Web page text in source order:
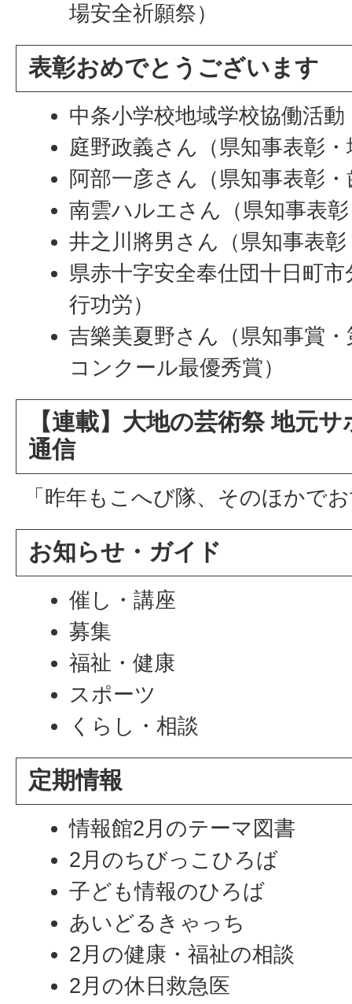
場安全祈願祭）
表彰おめでとうございます
中条小学校地域学校協働活
庭野政義さん（県知事表彰
阿部一彦さん（県知事表彰
南雲ハルエさん（県知事表
井之川將男さん（県知事表
県赤十字安全奉仕団十日町
行功労）
吉樂美夏野さん（県知事賞
コンクール最優秀賞）
【連載】大地の芸術祭 地元
通信
「昨年もこへび隊、そのほかで
お知らせ・ガイド
催し・講座
募集
福祉・健康
スポーツ
くらし・相談
定期情報
情報館2月のテーマ図書
2月のちびっこひろば
子ども情報のひろば
あいどるきゃっち
2月の健康・福祉の相談
2月の休日救急医